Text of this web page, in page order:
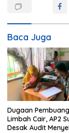
s
i
p
o
s
Baca Juga
Dugaan
Limbah Cair, AP2
Desak Audit